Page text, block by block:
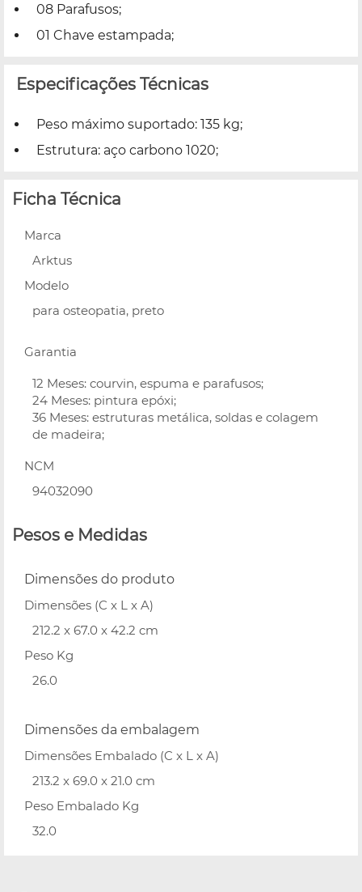
08 Parafusos;
01 Chave estampada;
Especificações Técnicas
Peso máximo suportado: 135 kg;
Estrutura: aço carbono 1020;
Ficha Técnica
Marca
Arktus
Modelo
para osteopatia, preto
Garantia
12 Meses: courvin, espuma e parafusos;
24 Meses: pintura epóxi;
36 Meses: estruturas metálica, soldas e colagem
de madeira;
NCM
94032090
Pesos e Medidas
Dimensões do produto
Dimensões (C x L x A)
212.2 x 67.0 x 42.2 cm
Peso Kg
26.0
Dimensões da embalagem
Dimensões Embalado (C x L x A)
213.2 x 69.0 x 21.0 cm
Peso Embalado Kg
32.0